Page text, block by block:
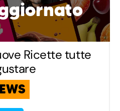
Ricette tutte